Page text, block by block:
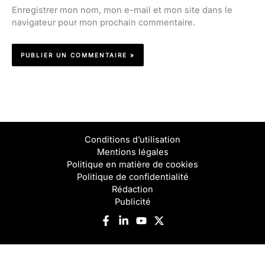
Enregistrer mon nom, mon e-mail et mon site dans le
navigateur pour mon prochain commentaire.
Conditions d’utilisation
Mentions légales
Politique en matière de cookies
Politique de confidentialité
Rédaction
Publicité